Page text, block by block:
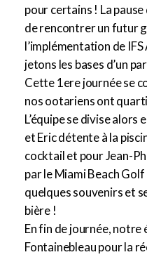
pour certains ! La
de rencontrer un futur
l’implémentation de
jetons les bases d’un
Cette 1ere journée se
nos ootariens ont
L’équipe se divise alors
et Eric détente à la
cocktail et pour Jean-
par le Miami Beach
quelques souvenirs et
bière !
En fin de journée, notre
Fontainebleau pour la